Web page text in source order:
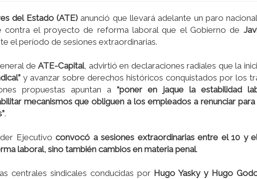
del Estado (ATE)anunció que llevará adelante un paro
contra el proyecto de reforma laboral que el Gobierno de
el período de sesiones extraordinarias.
deATE-Capital, advirtió en declaraciones radiales que la
y avanzar sobre derechos históricos conquistados por los
propuestas apuntan a “poner en jaque la estabilidad
mecanismos que obliguen a los empleados a renunciar
.
Ejecutivo convocó a sesiones extraordinarias entre el 10 y
laboral, sino también cambios en materia penal.
centrales sindicales conducidas por Hugo Yasky y Hugo